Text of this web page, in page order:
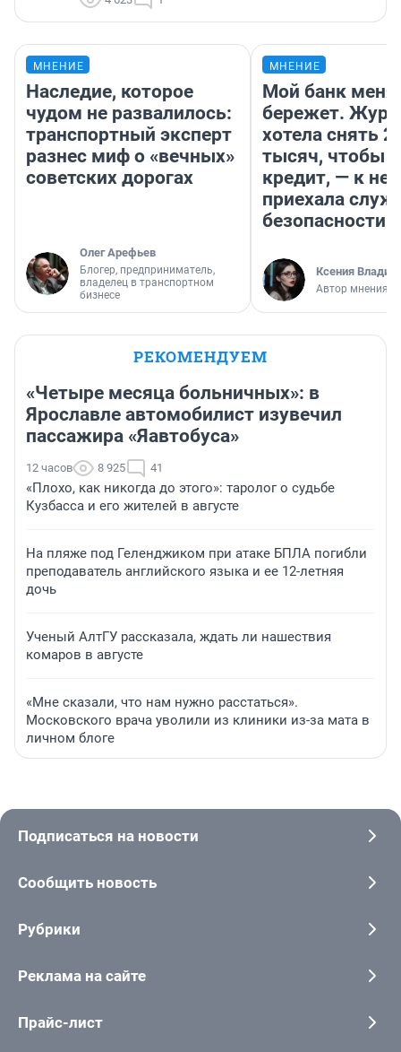
МНЕНИЕ
Наследие, которое
чудом не развалилось:
транспортный эксперт
разнес миф о «вечных»
советских дорогах
Олег Арефьев
Блогер, предприниматель,
владелец в транспортном
бизнесе
МНЕНИЕ
Мой банк меня
бережет.
хотела снять
тысяч, чтобы
кредит, — к
приехала
безопасности
Ксения
Автор мнения
РЕКОМЕНДУЕМ
«Четыре месяца больничных»: в
Ярославле автомобилист изувечил
пассажира «Яавтобуса»
12 часов 8 925 41
«Плохо, как никогда до этого»: таролог о судьбе
Кузбасса и его жителей в августе
На пляже под Геленджиком при атаке БПЛА погибли
преподаватель английского языка и ее 12-летняя
дочь
Ученый АлтГУ рассказала, ждать ли нашествия
комаров в августе
«Мне сказали, что нам нужно расстаться».
Московского врача уволили из клиники из-за мата в
личном блоге
Подписаться на новости
Сообщить новость
Рубрики
Реклама на сайте
Прайс-лист